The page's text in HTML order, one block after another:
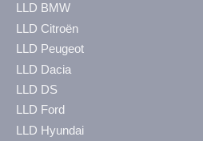
LLD BMW
LLD Citroën
LLD Peugeot
LLD Dacia
LLD DS
LLD Ford
LLD Hyundai